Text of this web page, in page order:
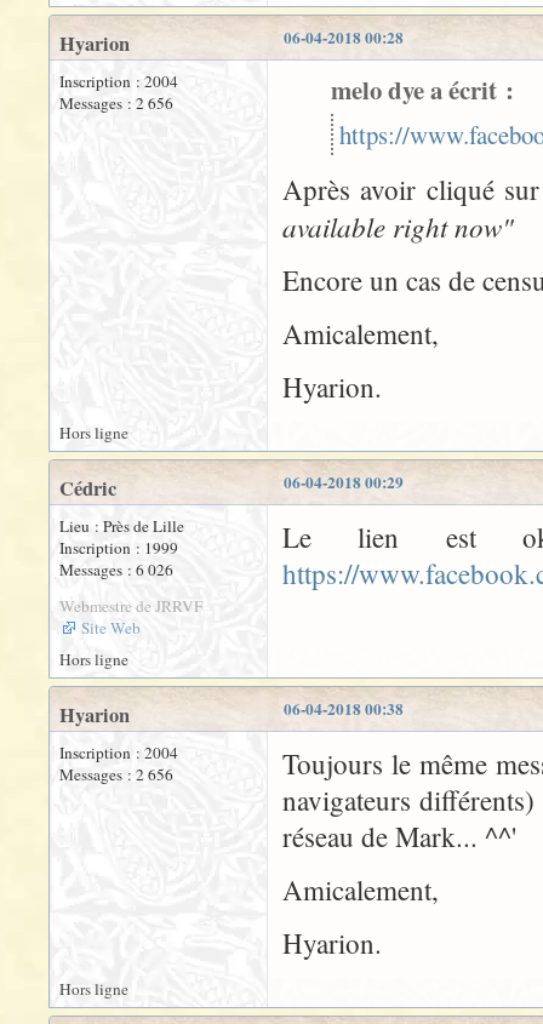
06-04-2018 00:28
Hyarion
Inscription : 2004
Messages : 2 656
melo dye a écrit :
https://
Après avoir cliqué
available right now"
Encore un cas de
Amicalement,
Hyarion.
Hors ligne
06-04-2018 00:29
Cédric
Lieu : Près de Lille
Inscription : 1999
Messages : 6 026
Webmestre de JRRVF
Site Web
Le lien est
https://
Hors ligne
06-04-2018 00:38
Hyarion
Inscription : 2004
Messages : 2 656
Toujours le même
navigateurs
réseau de Mark... ^^'
Amicalement,
Hyarion.
Hors ligne